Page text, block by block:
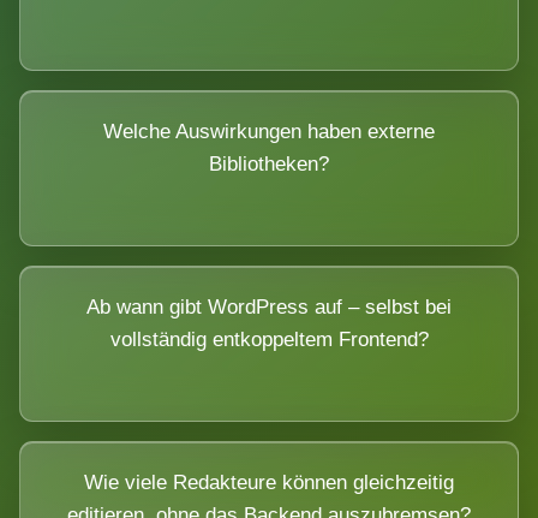
Welche Auswirkungen haben externe
Bibliotheken?
Ab wann gibt WordPress auf – selbst bei
vollständig entkoppeltem Frontend?
Wie viele Redakteure können gleichzeitig